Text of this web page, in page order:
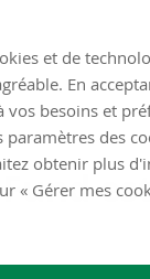
et de
En
besoins et
des
obtenir plus
« Gérer mes